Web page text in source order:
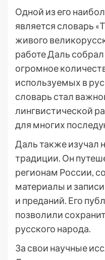
Одной из его
является словарь
живого
работе Даль
огромное
используемых в
словарь стал
лингвистической
для многих
Даль также изучал
традиции. Он
регионам России,
материалы и
и преданий. Его
позволили
русского народа.
За свои научные